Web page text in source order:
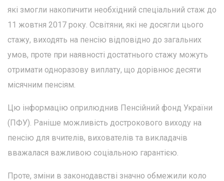
які змогли накопичити необхідний спеціальний стаж до
11 жовтня 2017 року. Освітяни, які не досягли цього
стажу, виходять на пенсію відповідно до загальних
умов, проте при наявності достатнього стажу можуть
отримати одноразову виплату, що дорівнює десяти
місячним пенсіям.
Цю інформацію оприлюднив Пенсійний фонд України
(ПФУ). Раніше можливість дострокового виходу на
пенсію для вчителів, вихователів та викладачів
вважалася важливою соціальною гарантією.
Проте, зміни в законодавстві значно обмежили коло